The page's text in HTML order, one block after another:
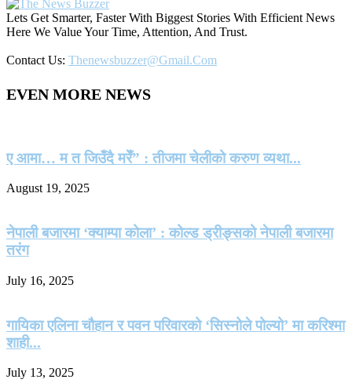
Lets Get Smarter, Faster With Biggest Stories With Efficient News
Here We Value Your Time, Attention, And Trust.
Contact Us: Thenewsbuzzer@gmail.com
EVEN MORE NEWS
ए आमा… म त जिउँदै मरेँ” : तीजमा चेलीको करुण व्यथा...
August 19, 2025
नेपाली बजारमा ‘क्याम्पा कोला’ : कोल्ड ड्रीङ्सको नेपाली बजारमा
तरंग
July 16, 2025
गायिका एलिना चौहान र पवन परिवारको ‘सिस्नोले पोल्यो’ मा करिश्मा
शाही...
July 13, 2025